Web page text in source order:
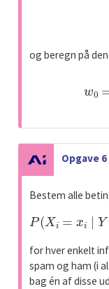
og beregn på
N
Opgave 6
Bestem alle
P( Xi x i∣Y
for hver enkelt
spam og ham (i
bag én af disse